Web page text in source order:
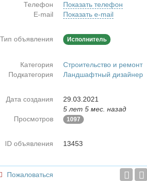
Телефон
Показать телефон
E-mail
Показать e-mail
Тип объявления Исполнитель
Категория
Строительство и ремонт
Подкатегория
Ландшафтный дизайнер
Дата создания
29.03.2021
5 лет 5 мес. назад
Просмотров
1097
ID объявления 13453
Пожаловаться